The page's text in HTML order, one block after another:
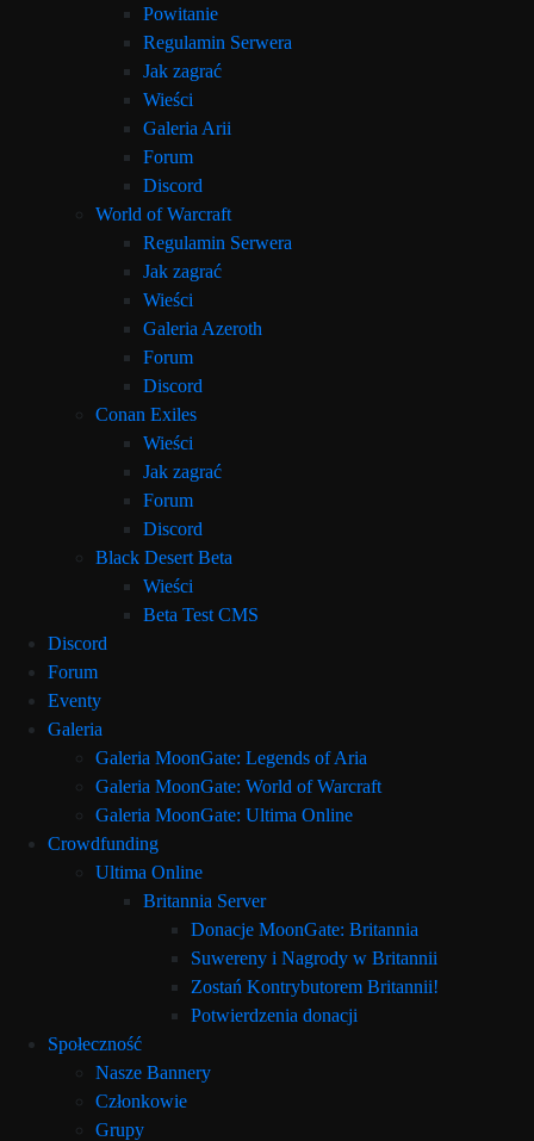
Powitanie
Regulamin Serwera
Jak zagrać
Wieści
Galeria Arii
Forum
Discord
World of Warcraft
Regulamin Serwera
Jak zagrać
Wieści
Galeria Azeroth
Forum
Discord
Conan Exiles
Wieści
Jak zagrać
Forum
Discord
Black Desert Beta
Wieści
Beta Test CMS
Discord
Forum
Eventy
Galeria
Galeria MoonGate: Legends of Aria
Galeria MoonGate: World of Warcraft
Galeria MoonGate: Ultima Online
Crowdfunding
Ultima Online
Britannia Server
Donacje MoonGate: Britannia
Suwereny i Nagrody w Britannii
Zostań Kontrybutorem Britannii!
Potwierdzenia donacji
Społeczność
Nasze Bannery
Członkowie
Grupy